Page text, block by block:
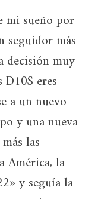
mi sueño por
seguidor más
decisión muy
D10S eres
a un nuevo
y una nueva
las
América, la
y seguía la